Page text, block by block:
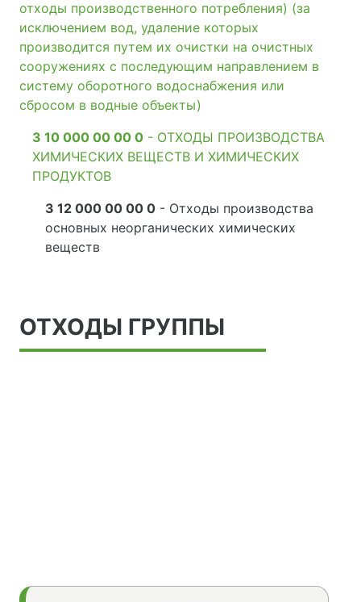
отходы производственного потребления) (за
исключением вод, удаление которых
производится путем их очистки на очистных
сооружениях с последующим направлением в
систему оборотного водоснабжения или
сбросом в водные объекты)
3 10 000 00 00 0 - ОТХОДЫ ПРОИЗВОДСТВА
ХИМИЧЕСКИХ ВЕЩЕСТВ И ХИМИЧЕСКИХ
ПРОДУКТОВ
3 12 000 00 00 0 - Отходы производства
основных неорганических химических
веществ
ОТХОДЫ ГРУППЫ